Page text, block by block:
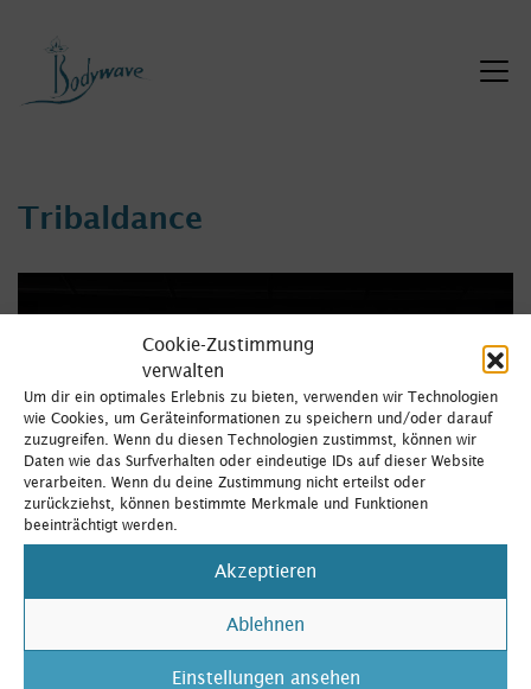
Cookie-Zustimmung
verwalten
Um dir ein optimales Erlebnis zu bieten, verwenden wir Technologien
wie Cookies, um Geräteinformationen zu speichern und/oder darauf
zuzugreifen. Wenn du diesen Technologien zustimmst, können wir
Daten wie das Surfverhalten oder eindeutige IDs auf dieser Website
verarbeiten. Wenn du deine Zustimmung nicht erteilst oder
zurückziehst, können bestimmte Merkmale und Funktionen
beeinträchtigt werden.
Akzeptieren
Ablehnen
Einstellungen ansehen
springen
Tribaldance
Impro Tribal Bellydance Ensemble
„Fenrir“